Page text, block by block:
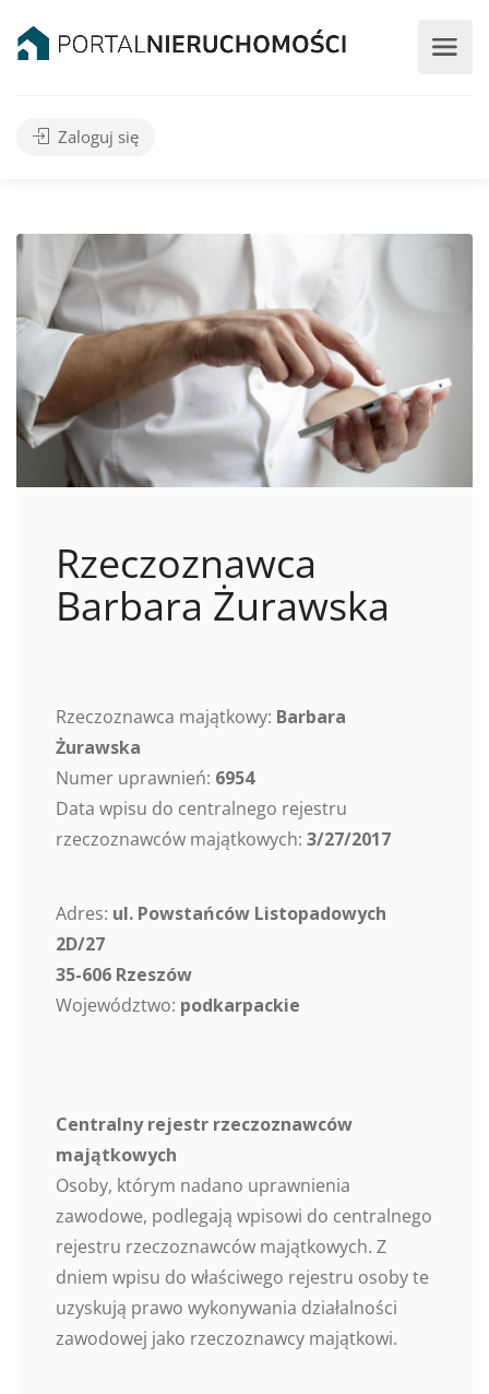
Zaloguj się
Rzeczoznawca
Barbara Żurawska
Rzeczoznawca majątkowy: Barbara
Żurawska
Numer uprawnień: 6954
Data wpisu do centralnego rejestru
rzeczoznawców majątkowych: 3/27/2017
Adres: ul. Powstańców Listopadowych
2D/27
35-606 Rzeszów
Województwo: podkarpackie
Centralny rejestr rzeczoznawców
majątkowych
Osoby, którym nadano uprawnienia
zawodowe, podlegają wpisowi do centralnego
rejestru rzeczoznawców majątkowych. Z
dniem wpisu do właściwego rejestru osoby te
uzyskują prawo wykonywania działalności
zawodowej jako rzeczoznawcy majątkowi.